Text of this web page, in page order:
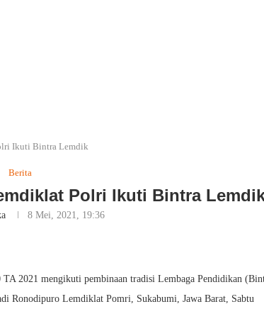
Ikuti Bintra Lemdik
Berita
Polri Ikuti Bintra
8 Mei, 2021, 19:36
2021 mengikuti pembinaan tradisi Lembaga Pendidikan
Ronodipuro Lemdiklat Pomri, Sukabumi, Jawa Barat, Sabtu